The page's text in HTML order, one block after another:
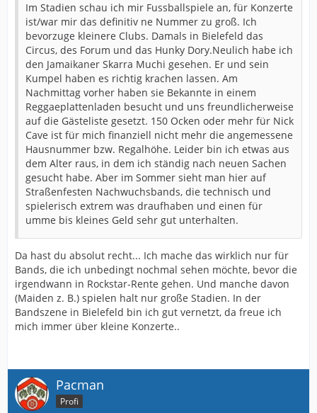
Im Stadien schau ich mir Fussballspiele an, für Konzerte
ist/war mir das definitiv ne Nummer zu groß. Ich
bevorzuge kleinere Clubs. Damals in Bielefeld das
Circus, des Forum und das Hunky Dory.Neulich habe ich
den Jamaikaner Skarra Muchi gesehen. Er und sein
Kumpel haben es richtig krachen lassen. Am
Nachmittag vorher haben sie Bekannte in einem
Reggaeplattenladen besucht und uns freundlicherweise
auf die Gästeliste gesetzt. 150 Ocken oder mehr für Nick
Cave ist für mich finanziell nicht mehr die angemessene
Hausnummer bzw. Regalhöhe. Leider bin ich etwas aus
dem Alter raus, in dem ich ständig nach neuen Sachen
gesucht habe. Aber im Sommer sieht man hier auf
Straßenfesten Nachwuchsbands, die technisch und
spielerisch extrem was draufhaben und einen für
umme bis kleines Geld sehr gut unterhalten.
Da hast du absolut recht... Ich mache das wirklich nur für
Bands, die ich unbedingt nochmal sehen möchte, bevor die
irgendwann in Rockstar-Rente gehen. Und manche davon
(Maiden z. B.) spielen halt nur große Stadien. In der
Bandszene in Bielefeld bin ich gut vernetzt, da freue ich
mich immer über kleine Konzerte..
Pacman
Profi